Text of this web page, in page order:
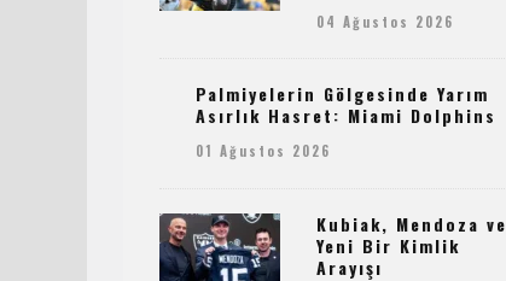
04 Ağustos 2026
Palmiyelerin Gölgesinde Yarım
Asırlık Hasret: Miami Dolphins
01 Ağustos 2026
Kubiak, Mendoza ve
Yeni Bir Kimlik
Arayışı